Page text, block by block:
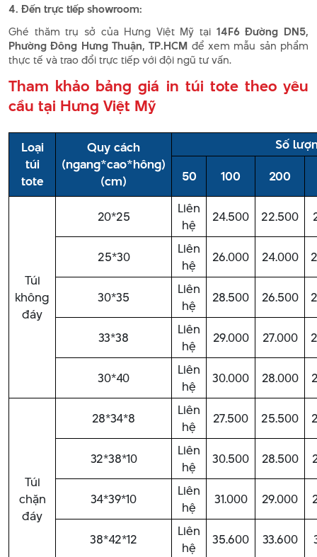
4. Đến trực tiếp showroom:
Ghé thăm trụ sở của Hưng Việt Mỹ tại 14F6 Đường DN5,
Phường Đông Hưng Thuận, TP.HCM để xem mẫu sản phẩm
thực tế và trao đổi trực tiếp với đội ngũ tư vấn.
Tham khảo bảng giá in túi tote theo yêu
cầu tại Hưng Việt Mỹ
Loại
túi
tote
Quy cách
(ngang*cao*hông)
(cm)
Số
50
100 200
Túi
không
đáy
20*25
Liên
hệ
24.500 22.500
25*30
Liên
hệ
26.000 24.000
30*35
Liên
hệ
28.500 26.500
33*38
Liên
hệ
29.000 27.000
30*40
Liên
hệ
30.000 28.000
Túi
chặn
đáy
28*34*8
Liên
hệ
27.500 25.500
32*38*10
Liên
hệ
30.500 28.500
34*39*10
Liên
hệ
31.000 29.000
38*42*12
Liên
hệ
35.600 33.600